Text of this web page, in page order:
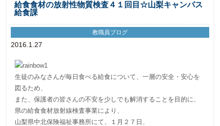
給食食材の放射性物質検査４１回目☆山梨キャンパス
給食課
2016.1.27
教職員ブログ
生徒のみなさんが毎日食べる給食について、一層の安全・安心を
図るため、
また、保護者の皆さんの不安を少しでも解消することを目的に、
県の給食食材放射線検査事業により、
山梨県中北保険福祉事務所にて、１月２７日、